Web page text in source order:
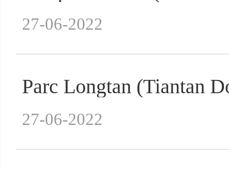
27-06-2022
Parc Longtan (Tiantan
27-06-2022